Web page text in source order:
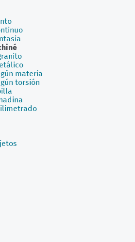
materia
torsión